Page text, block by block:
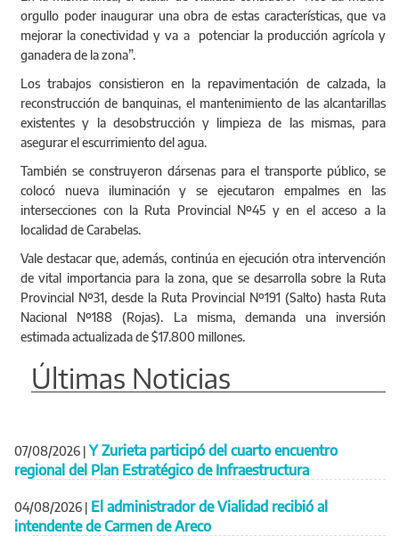
orgullo poder inaugurar una obra de estas características, que va
mejorar la conectividad y va a potenciar la producción agrícola y
ganadera de la zona”.
Los trabajos consistieron en la repavimentación de calzada, la
reconstrucción de banquinas, el mantenimiento de las alcantarillas
existentes y la desobstrucción y limpieza de las mismas, para
asegurar el escurrimiento del agua.
También se construyeron dársenas para el transporte público, se
colocó nueva iluminación y se ejecutaron empalmes en las
intersecciones con la Ruta Provincial Nº45 y en el acceso a la
localidad de Carabelas.
Vale destacar que, además, continúa en ejecución otra intervención
de vital importancia para la zona, que se desarrolla sobre la Ruta
Provincial Nº31, desde la Ruta Provincial Nº191 (Salto) hasta Ruta
Nacional Nº188 (Rojas). La misma, demanda una inversión
estimada actualizada de $17.800 millones.
Últimas Noticias
07/08/2026 | Y Zurieta participó del cuarto encuentro
regional del Plan Estratégico de Infraestructura
04/08/2026 | El administrador de Vialidad recibió al
intendente de Carmen de Areco